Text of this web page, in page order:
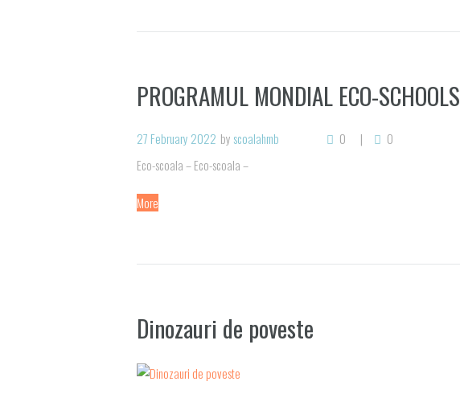
PROGRAMUL MONDIAL ECO-SCHOOLS
27 February 2022 by scoalahmb 0
0
Eco-scoala – Eco-scoala –
More
Dinozauri de poveste